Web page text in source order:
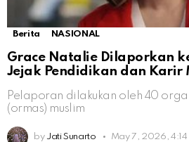
Berita NASIONAL
Grace Natalie Dilaporkan
Jejak Pendidikan dan Karir
Pelaporan dilakukan oleh 40
(ormas) muslim
by Jati Sunarto May 7, 2026, 4:14